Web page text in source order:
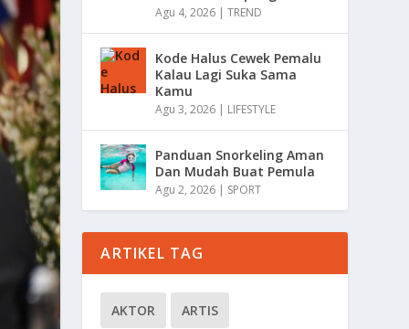
Agu 4, 2026 |TREND
Kode Halus Cewek Pemalu
Kalau Lagi Suka Sama
Kamu
Agu 3, 2026 | LIFESTYLE
Panduan Snorkeling Aman
Dan Mudah Buat Pemula
Agu 2, 2026 | SPORT
ARTIKEL TAG
AKTOR ARTIS